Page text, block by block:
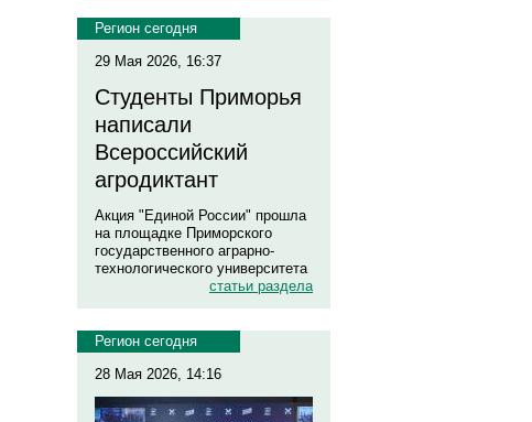
Регион сегодня
29 Мая 2026, 16:37
Студенты Приморья
написали
Всероссийский
агродиктант
Акция "Единой России" прошла
на площадке Приморского
государственного аграрно-
технологического университета
статьи раздела
Регион сегодня
28 Мая 2026, 14:16